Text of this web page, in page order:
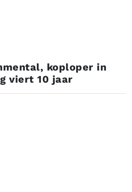
koploper in
viert 10 jaar